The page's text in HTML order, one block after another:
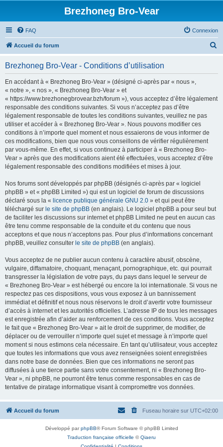
Brezhoneg Bro-Vear
FAQ Connexion
Accueil du forum
Brezhoneg Bro-Vear - Conditions d’utilisation
En accédant à « Brezhoneg Bro-Vear » (désigné ci-après par « nous »,
« notre », « nos », « Brezhoneg Bro-Vear » et
« https://www.brezhonegbrovear.bzh/forum »), vous acceptez d’être légalement
responsable des conditions suivantes. Si vous n’acceptez pas d’être
légalement responsable de toutes les conditions suivantes, veuillez ne pas
utiliser et accéder à « Brezhoneg Bro-Vear ». Nous pouvons modifier ces
conditions à n’importe quel moment et nous essaierons de vous informer de
ces modifications, bien que nous vous conseillons de vérifier régulièrement
par vous-même. En effet, si vous continuez à participer à « Brezhoneg Bro-
Vear » après que des modifications aient été effectuées, vous acceptez d’être
légalement responsable des conditions modifiées et mises à jour.
Nos forums sont développés par phpBB (désignés ci-après par « logiciel
phpBB » et « phpBB Limited ») qui est un logiciel de forum de discussions
déclaré sous la « licence publique générale GNU 2.0 » et qui peut être
téléchargé sur le site de phpBB (en anglais). Le logiciel phpBB a pour seul but
de faciliter les discussions sur internet et phpBB Limited ne peut en aucun cas
être tenu comme responsable de la conduite et du contenu que nous
acceptons et que nous n’acceptons pas. Pour plus d’informations concernant
phpBB, veuillez consulter le site de phpBB (en anglais).
Vous acceptez de ne publier aucun contenu à caractère abusif, obscène,
vulgaire, diffamatoire, choquant, menaçant, pornographique, etc. qui pourrait
transgresser la législation de votre pays, du pays dans lequel le serveur de
« Brezhoneg Bro-Vear » est hébergé ou encore la loi internationale. Si vous ne
respectez pas ces dispositions, vous vous exposez à un bannissement
immédiat et définitif et nous nous réservons le droit d’avertir votre fournisseur
d’accès à internet et les autorités officielles. L’adresse IP de tous les messages
est enregistrée afin d’aider au renforcement de ces conditions. Vous acceptez
le fait que « Brezhoneg Bro-Vear » ait le droit de supprimer, de modifier, de
déplacer ou de verrouiller n’importe quel sujet et message à n’importe quel
moment si nous estimons cela nécessaire. En tant qu’utilisateur, vous acceptez
que toutes les informations que vous avez renseignées soient enregistrées
dans notre base de données. Bien que ces informations ne seront pas
diffusées à une tierce partie sans votre consentement, ni « Brezhoneg Bro-
Vear », ni phpBB, ne pourront être tenus comme responsables en cas de
tentative de piratage informatique visant à compromettre vos données.
Accueil du forum Fuseau horaire sur UTC+02:00
Développé parphpBB® Forum Software © phpBB Limited
Traduction française officielle ©Qiaeru